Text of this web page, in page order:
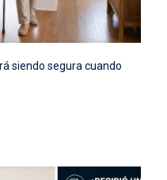
siendo segura cuando